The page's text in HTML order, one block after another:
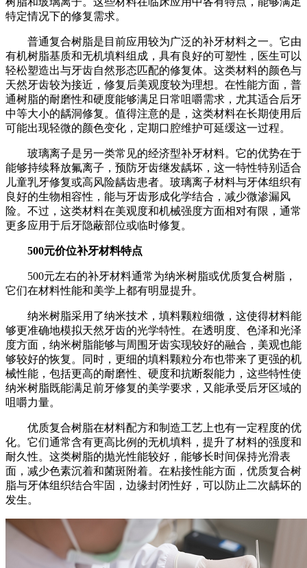
特定情况下的修复需求。
普通复合树脂是目前应用较为广泛的补牙材料之一。它由
有机树脂基质和无机填料组成，具有良好的可塑性，医生可以
轻松塑造出与牙齿自然形态匹配的修复体。这类材料的颜色与
天然牙齿较为接近，修复后美观度较为理想。在性能方面，普
通树脂的耐磨性和硬度能够满足日常咀嚼需求，尤其适合后牙
中等大小的龋洞修复。值得注意的是，这类材料在长期使用后
可能出现轻微的颜色变化，定期口腔维护可延缓这一过程。
玻璃离子是另一类常见的经济型补牙材料。它的优势在于
能够持续释放氟离子，预防牙齿继发龋坏，这一特性特别适合
儿童乳牙修复或高风险龋齿患者。玻璃离子材料与牙体组织有
良好的生物相容性，能与牙齿形成化学结合，减少微渗漏风
险。不过，这类材料在美观度和机械强度方面相对有限，通常
更多应用于后牙隐蔽部位或临时修复。
500元价位补牙材料特点
500元左右的补牙材料通常为纳米树脂或优质复合树脂，
它们在材料性能和美学上都有明显提升。
纳米树脂采用了纳米技术，填料颗粒细微，这使得材料能
够更准确地模拟天然牙齿的光学特性。在透明度、色泽和光泽
度方面，纳米树脂能够与周围牙齿实现较好的融合，美观也能
够较好的恢复。同时，更细的填料颗粒分布也带来了更强的机
械性能，包括更高的耐磨性、硬度和抗断裂能力，这些特性使
纳米树脂既能满足前牙修复的美学要求，又能承受后牙区域的
咀嚼力量。
优质复合树脂在材料配方和制造工艺上也有一定程度的优
化。它们通常含有更高比例的无机填料，提升了材料的强度和
耐久性。这类树脂的抛光性能较好，能够长时间保持光滑表
面，减少色素沉着和菌斑附着。在粘接性能方面，优质复合树
脂与牙体组织结合牢固，边缘封闭性好，可以防止二次龋坏的
发生。